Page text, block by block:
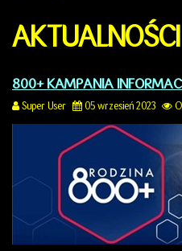
AKTUALNOŚCI
800+ KAMPANIA
Super User 05 wrzesień 2023